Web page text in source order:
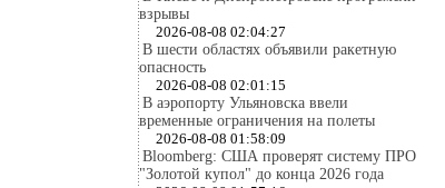
взрывы
2026-08-08 02:04:27
В шести областях объявили ракетную
опасность
2026-08-08 02:01:15
В аэропорту Ульяновска ввели
временные ограничения на полеты
2026-08-08 01:58:09
Bloomberg: США проверят систему ПРО
"Золотой купол" до конца 2026 года